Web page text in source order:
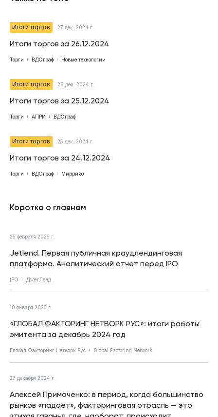
Итоги торгов 27 дек. 2024 г.
Итоги торгов за 26.12.2024
Торги ВДОграф Новые технологии
Итоги торгов 26 дек. 2024 г.
Итоги торгов за 25.12.2024
Торги АПРИ ВДОграф
Итоги торгов 25 дек. 2024 г.
Итоги торгов за 24.12.2024
Торги ВДОграф Миррико
Коротко о главном
25 февраля 2025 г.
Jetlend. Первая публичная краудлендинговая
платформа. Аналитический отчет перед IPO
IPO ДжетЛенд
10 января 2025 г.
«ГЛОБАЛ ФАКТОРИНГ НЕТВОРК РУС»: итоги работы
эмитента за декабрь 2024 год
Глобал Факторинг Нетворк Рус Global Factoring Network
27 декабря 2024 г.
Алексей Примаченко: в период, когда большинство
рынков «падает», факторинговая отрасль — это